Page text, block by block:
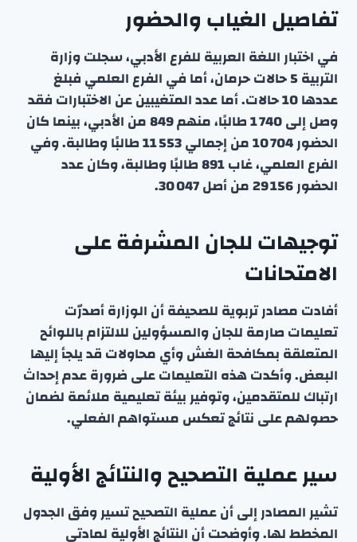
تفاصيل الغياب والحضور
في اختبار اللغة العربية للفرع الأدبي، سجلت وزارة
التربية 5 حالات حرمان، أما في الفرع العلمي فبلغ
عددها 10 حالات. أما عدد المتغيبين عن الاختبارات فقد
وصل إلى 1 740 طالبًا، منهم 849 من الأدبي، بينما كان
الحضور 10 704 من إجمالي 11 553 طالبًا وطالبة. وفي
الفرع العلمي، غاب 891 طالبًا وطالبة، وكان عدد
الحضور 29 156 من أصل 30 047.
توجيهات للجان المشرفة على
الامتحانات
أفادت مصادر تربوية للصحيفة أن الوزارة أصدرّت
تعليمات صارمة للجان والمسؤولين للالتزام باللوائح
المتعلقة بمكافحة الغش وأي محاولات قد يلجأ إليها
البعض. وأكدت هذه التعليمات على ضرورة عدم إحداث
ارتباك للمتقدمين، وتوفير بيئة تعليمية ملائمة لضمان
حصولهم على نتائج تعكس مستواهم الفعلي.
سير عملية التصحيح والنتائج الأولية
تشير المصادر إلى أن عملية التصحيح تسير وفق الجدول
المخطط لها. وأوضحت أن النتائج الأولية لمادتي